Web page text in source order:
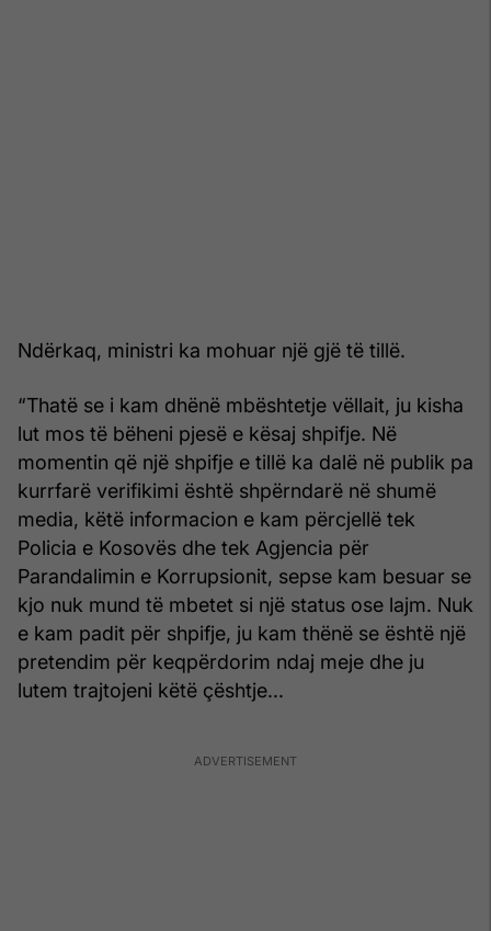
Ndërkaq, ministri ka mohuar një gjë të tillë.
“Thatë se i kam dhënë mbështetje vëllait, ju kisha
lut mos të bëheni pjesë e kësaj shpifje. Në
momentin që një shpifje e tillë ka dalë në publik pa
kurrfarë verifikimi është shpërndarë në shumë
media, këtë informacion e kam përcjellë tek
Policia e Kosovës dhe tek Agjencia për
Parandalimin e Korrupsionit, sepse kam besuar se
kjo nuk mund të mbetet si një status ose lajm. Nuk
e kam padit për shpifje, ju kam thënë se është një
pretendim për keqpërdorim ndaj meje dhe ju
lutem trajtojeni këtë çështje...